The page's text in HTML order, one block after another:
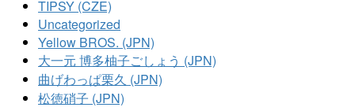
TIPSY (CZE)
Uncategorized
Yellow BROS. (JPN)
大一元 博多柚子ごしょう (JPN)
曲げわっぱ栗久 (JPN)
松徳硝子 (JPN)